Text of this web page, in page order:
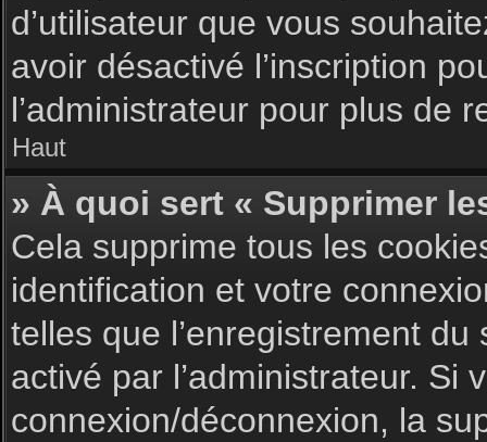
d’utilisateur que vous
avoir désactivé l’inscription
l’administrateur pour plus de
Haut
» À quoi sert « Supprimer
Cela supprime tous les
identification et votre
telles que l’enregistrement
activé par l’administrateur. Si
connexion/déconnexion, la